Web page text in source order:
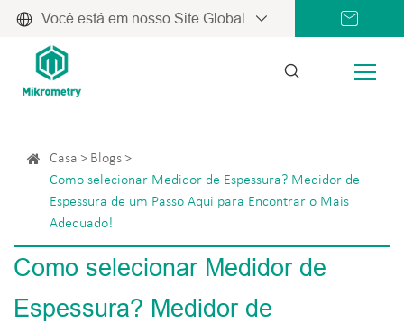
Você está em nosso Site Global
Casa
Blogs
Como selecionar Medidor de Espessura? Medidor de
Espessura de um Passo Aqui para Encontrar o Mais
Adequado!
Como selecionar Medidor de
Espessura? Medidor de